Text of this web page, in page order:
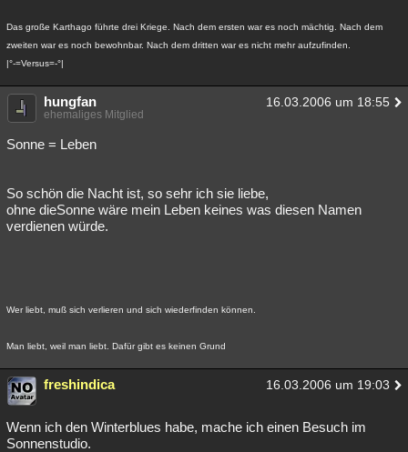
Das große Karthago führte drei Kriege. Nach dem ersten war es noch mächtig. Nach dem
zweiten war es noch bewohnbar. Nach dem dritten war es nicht mehr aufzufinden.
|°-=Versus=-°|
hungfan 16.03.2006 um 18:55
ehemaliges Mitglied
Sonne = Leben
So schön die Nacht ist, so sehr ich sie liebe,
ohne dieSonne wäre mein Leben keines was diesen Namen
verdienen würde.
Wer liebt, muß sich verlieren und sich wiederfinden können.
Man liebt, weil man liebt. Dafür gibt es keinen Grund
freshindica 16.03.2006 um 19:03
Wenn ich den Winterblues habe, mache ich einen Besuch im
Sonnenstudio.